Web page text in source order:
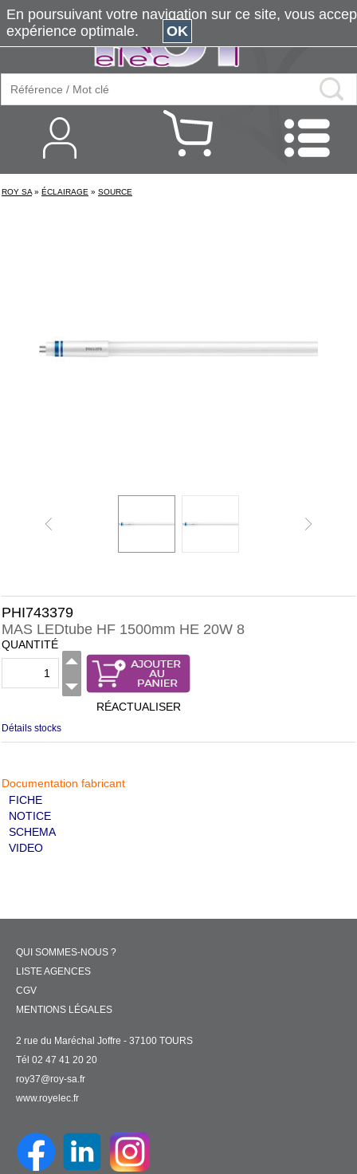
ROY SA » ÉCLAIRAGE » SOURCE
PHI743379
MAS LEDtube HF 1500mm HE 20W 8
QUANTITÉ
RÉACTUALISER
Détails stocks
Documentation fabricant
FICHE
NOTICE
SCHEMA
VIDEO
QUI SOMMES-NOUS ?
LISTE AGENCES
CGV
MENTIONS LÉGALES
2 rue du Maréchal Joffre - 37100 TOURS
Tél 02 47 41 20 20
roy37@roy-sa.fr
www.royelec.fr
En poursuivant votre navigation sur ce site, vous
expérience optimale.
OK